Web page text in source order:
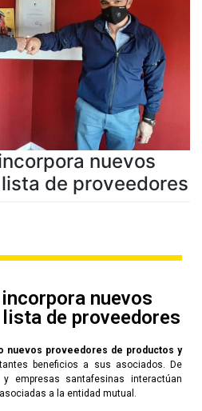
nuevos
de proveedores
nuevos
de proveedores
nuevos proveedores de productos y
beneficios a sus asociados. De
empresas santafesinas interactúan
a la entidad mutual.